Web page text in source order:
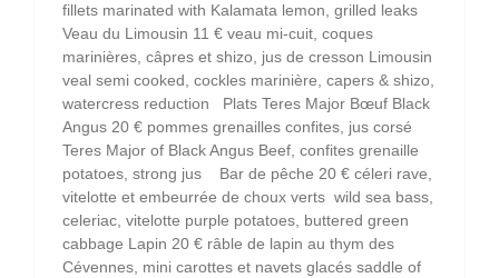
fillets marinated with Kalamata lemon, grilled leaks
Veau du Limousin 11 € veau mi-cuit, coques
marinières, câpres et shizo, jus de cresson Limousin
veal semi cooked, cockles marinière, capers & shizo,
watercress reduction Plats Teres Major Bœuf Black
Angus 20 € pommes grenailles confites, jus corsé
Teres Major of Black Angus Beef, confites grenaille
potatoes, strong jus Bar de pêche 20 € céleri rave,
vitelotte et embeurrée de choux verts wild sea bass,
celeriac, vitelotte purple potatoes, buttered green
cabbage Lapin 20 € râble de lapin au thym des
Cévennes, mini carottes et navets glacés saddle of